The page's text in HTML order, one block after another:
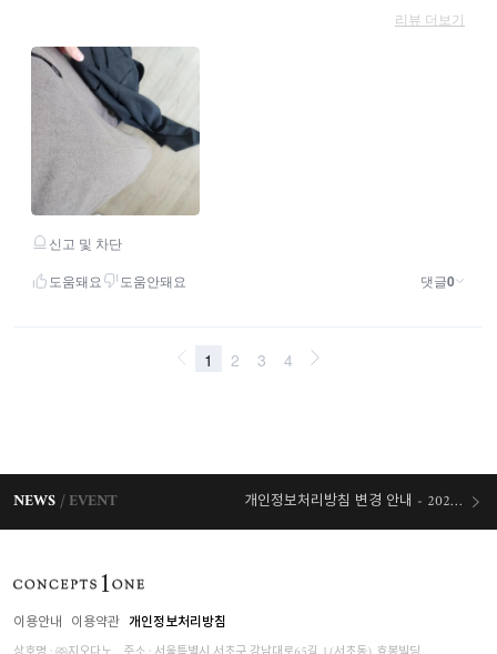
NEWS EVENT 개인정보처리방침 변경 안내 - 2026/07/30 시행
이용안내 이용약관 개인정보처리방침